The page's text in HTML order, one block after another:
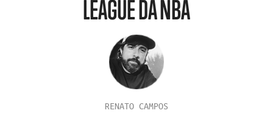
LEAGUE DA NBA
RENATO CAMPOS